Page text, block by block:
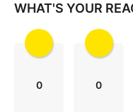
n
WHAT'S YOUR
0 0